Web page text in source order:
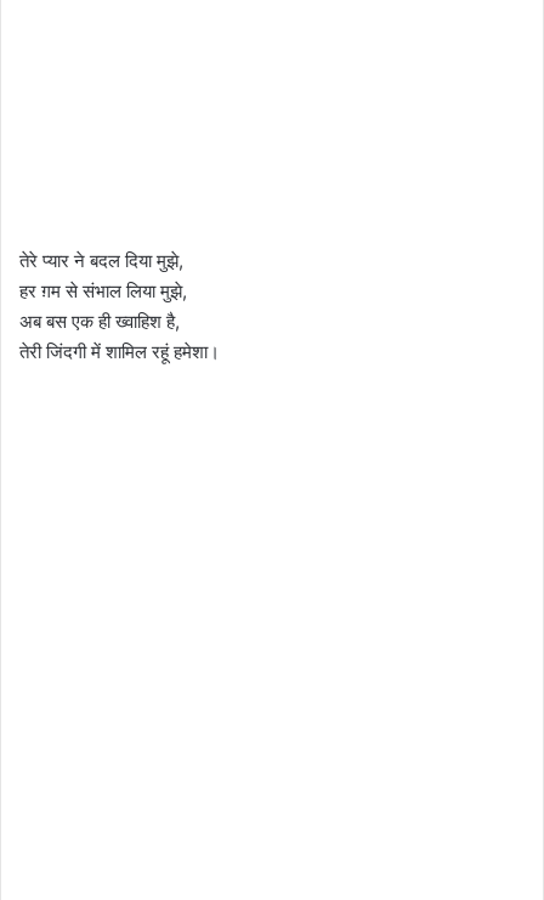
तेरे प्यार ने बदल दिया मुझे,
हर ग़म से संभाल लिया मुझे,
अब बस एक ही ख्वाहिश है,
तेरी जिंदगी में शामिल रहूं हमेशा।